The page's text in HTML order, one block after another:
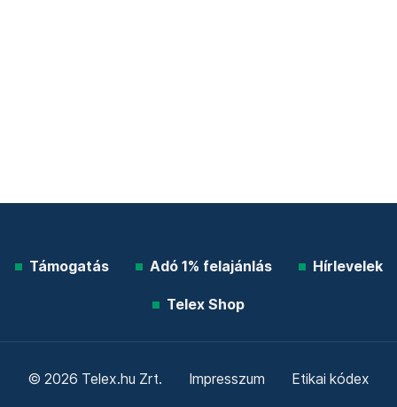
Támogatás Adó 1% felajánlás Hírlevelek
Telex Shop
© 2026 Telex.hu Zrt. Impresszum Etikai kódex